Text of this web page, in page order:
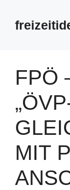
Inhalt
springen
FPÖ
MIT